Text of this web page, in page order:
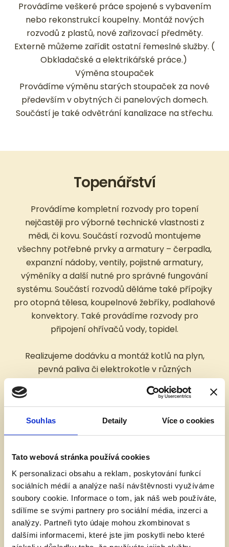
Souhlas Detaily Více o cookies
Tato webová stránka používá cookies
K personalizaci obsahu a reklam, poskytování funkcí
sociálních médií a analýze naší návštěvnosti využíváme
soubory cookie. Informace o tom, jak náš web používáte,
sdílíme se svými partnery pro sociální média, inzerci a
analýzy. Partneři tyto údaje mohou zkombinovat s
dalšími informacemi, které jste jim poskytli nebo které
Provádíme veškeré práce spojené s vybavením
nebo rekonstrukcí koupelny. Montáž nových
rozvodů z plastů, nové zařizovací předměty.
Externě můžeme zařídit ostatní řemeslné služby. (
Obkladačské a elektrikářské práce.)
Výměna stoupaček
Provádíme výměnu starých stoupaček za nové
především v obytných či panelových domech.
Součástí je také odvětrání kanalizace na střechu.
Topenářství
Provádíme kompletní rozvody pro topení
nejčastěji pro výborné technické vlastnosti z
mědi, či kovu. Součástí rozvodů montujeme
všechny potřebné prvky a armatury – čerpadla,
expanzní nádoby, ventily, pojistné armatury,
výměníky a další nutné pro správné fungování
systému. Součástí rozvodů děláme také přípojky
pro otopná tělesa, koupelnové žebříky, podlahové
konvektory. Také provádíme rozvody pro
připojení ohřívačů vody, topidel.
Realizujeme dodávku a montáž kotlů na plyn,
pevná paliva či elektrokotle v různých
atd. Součástí montáže kotlů zajišťujeme uvedení
do provozu, potřebné revize, osvědčení, zaškolení,
dodávku a montáž odkouření. Montáže tepelných
čerpadel.
Jsme v kontaktu s výrobci, proto můžeme zajistit
potřebný servis a další služby.
Zajišťujeme dodávku a montáž otopných těles
všech typů včetně potřebných armatur,
termostatických hlavic, termostatů. Součástí
práce je nadimenzování, nastavení a